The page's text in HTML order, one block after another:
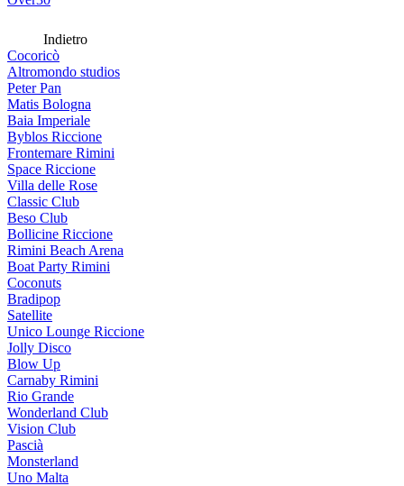
Indietro
Cocoricò
Altromondo studios
Peter Pan
Matis Bologna
Baia Imperiale
Byblos Riccione
Frontemare Rimini
Space Riccione
Villa delle Rose
Classic Club
Beso Club
Bollicine Riccione
Rimini Beach Arena
Boat Party Rimini
Coconuts
Bradipop
Satellite
Unico Lounge Riccione
Jolly Disco
Blow Up
Carnaby Rimini
Rio Grande
Wonderland Club
Vision Club
Pascià
Monsterland
Uno Malta